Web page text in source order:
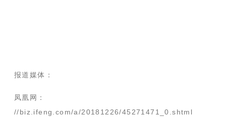
报道媒体：
凤凰网：
//biz.ifeng.com/a/20181226/45271471_0.shtml